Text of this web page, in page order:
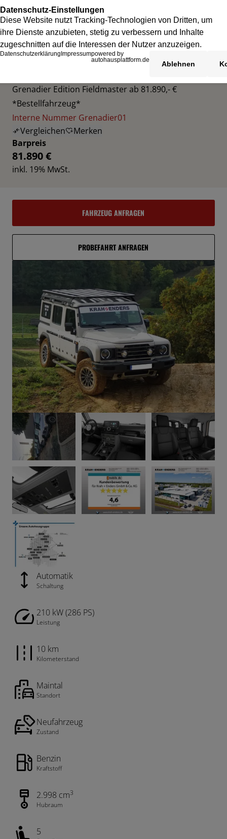
Grenadier Edition Fieldmaster ab 81.890,- €
*Bestellfahrzeug*
Interne Nummer Grenadier01
Vergleichen
Merken
Barpreis
81.890 €
inkl. 19% MwSt.
FAHRZEUG ANFRAGEN
PROBEFAHRT ANFRAGEN
Automatik
Schaltung
210 kW (286 PS)
Leistung
10 km
Kilometerstand
Maintal
Standort
Neufahrzeug
Zustand
Benzin
Kraftstoff
2.998 cm3
Hubraum
5